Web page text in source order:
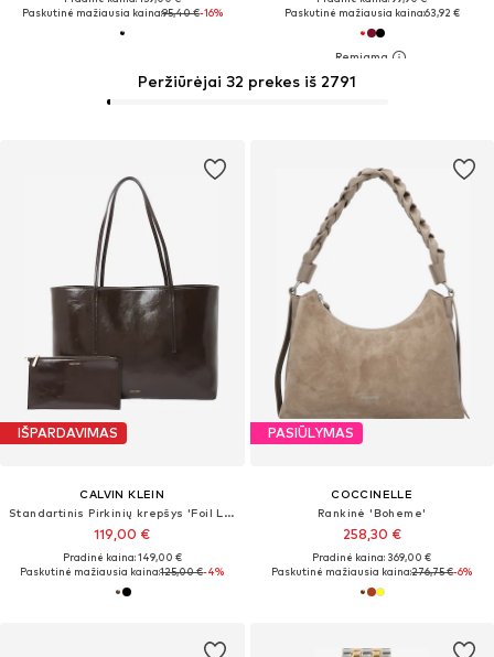
Paskutinė mažiausia kaina:95,40 €-16%
Paskutinė mažiausia kaina:63,92 €
IŠPARDAVIMAS
CALVIN KLEIN
Standartinis Pirkinių krepšys 'Foil Logo Glossy Tote With'
119,00 €
Pradinė kaina: 149,00 €
Paskutinė mažiausia kaina:125,00 €-4%
PASIŪLYMAS
COCCINELLE
Rankinė 'Boheme'
258,30 €
Pradinė kaina: 369,00 €
Paskutinė mažiausia kaina:276,75 €-6%
Peržiūrėjai 32 prekes iš 2791